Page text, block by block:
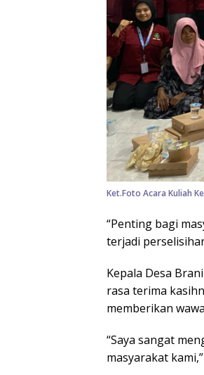
Ket.Foto Acara Kuliah
“Penting bagi
terjadi
Kepala Desa
rasa terima
memberikan
“Saya sangat
masyarakat